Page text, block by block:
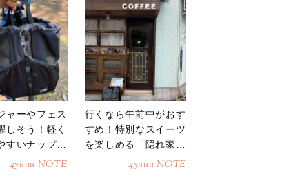
ャーやフェス
しそう！軽く
すいナップサ
4yuuu NOTE
行くなら午前中がおす
すめ！特別なスイーツ
を楽しめる「隠れ家カ
4yuuu NOTE